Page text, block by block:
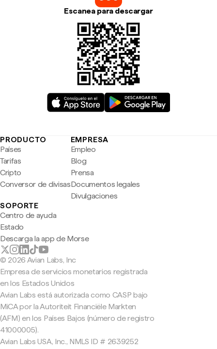
Escanea para descargar
PRODUCTO
Países
Tarifas
Cripto
Conversor de divisas
EMPRESA
Empleo
Blog
Prensa
Documentos legales
Divulgaciones
SOPORTE
Centro de ayuda
Estado
Descarga la app de Morse
© 2026 Avian Labs, Inc
Empresa de servicios monetarios registrada
en los Estados Unidos
Avian Labs está autorizada como CASP bajo
MiCA por la Autoriteit Financiële Markten
(AFM) en los Países Bajos (número de registro
41000005).
Avian Labs USA, Inc., NMLS ID # 2639252